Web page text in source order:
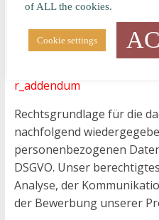
Vereinbarung, aus der
Verpflichtungen ergeben,
Link abrufbar:
r_addendum
Rechtsgrundlage für die
nachfolgend
personenbezogenen
DSGVO. Unser
Analyse, der
der Bewerbung unserer
of ALL the cookies.
Cookie settings